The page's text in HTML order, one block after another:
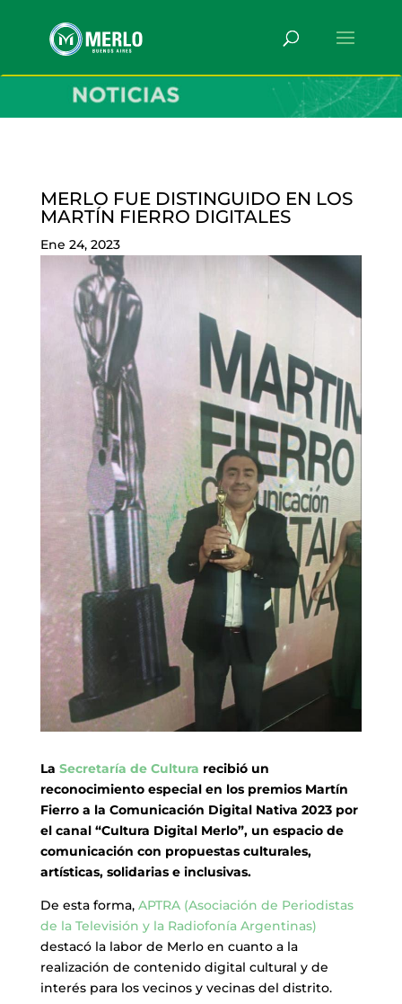
MERLO FUE DISTINGUIDO EN LOS
MARTÍN FIERRO DIGITALES
Ene 24, 2023
La Secretaría de Cultura recibió un
reconocimiento especial en los premios Martín
Fierro a la Comunicación Digital Nativa 2023 por
el canal “Cultura Digital Merlo”, un espacio de
comunicación con propuestas culturales,
artísticas, solidarias e inclusivas.
De esta forma, APTRA (Asociación de Periodistas
de la Televisión y la Radiofonía Argentinas)
destacó la labor de Merlo en cuanto a la
realización de contenido digital cultural y de
interés para los vecinos y vecinas del distrito.